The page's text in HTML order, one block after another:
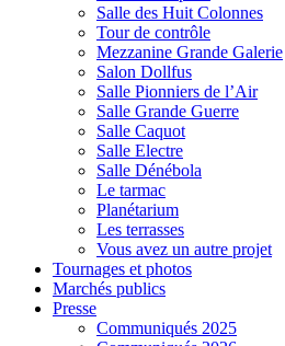
Salle des Huit Colonnes
Tour de contrôle
Mezzanine Grande Galerie
Salon Dollfus
Salle Pionniers de l’Air
Salle Grande Guerre
Salle Caquot
Salle Electre
Salle Dénébola
Le tarmac
Planétarium
Les terrasses
Vous avez un autre projet
Tournages et photos
Marchés publics
Presse
Communiqués 2025